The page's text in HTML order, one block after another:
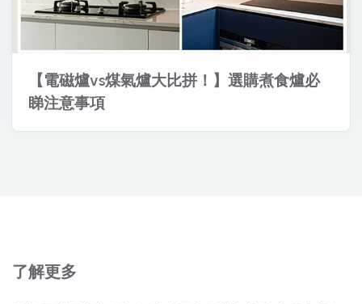
【電磁爐vs煤氣爐大比拼！】選購煮食爐必
睇注意事項
了解更多